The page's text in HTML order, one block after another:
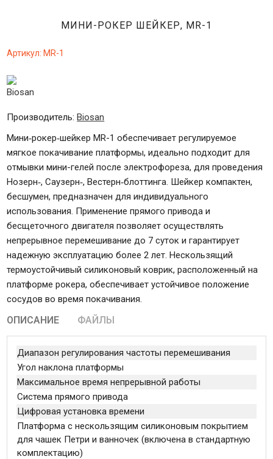
МИНИ-РОКЕР ШЕЙКЕР, MR-1
Артикул:MR-1
Производитель:Biosan
Мини‐рокер‐шейкер MR-1 обеспечивает регулируемое
мягкое покачивание платформы, идеально подходит для
отмывки мини-гелей после электрофореза, для проведения
Нозерн‐, Саузерн‐, Вестерн‐блоттинга. Шейкер компактен,
бесшумен, предназначен для индивидуального
использования. Применение прямого привода и
бесщеточного двигателя позволяет осуществлять
непрерывное перемешивание до 7 суток и гарантирует
надежную эксплуатацию более 2 лет. Нескользящий
термоустойчивый силиконовый коврик, расположенный на
платформе рокера, обеспечивает устойчивое положение
сосудов во время покачивания.
ОПИСАНИЕ ФАЙЛЫ
Диапазон регулирования частоты перемешивания
Угол наклона платформы
Максимальное время непрерывной работы
Система прямого привода
Цифровая установка времени
Платформа с нескользящим силиконовым покрытием
для чашек Петри и ванночек (включена в стандартную
комплектацию)